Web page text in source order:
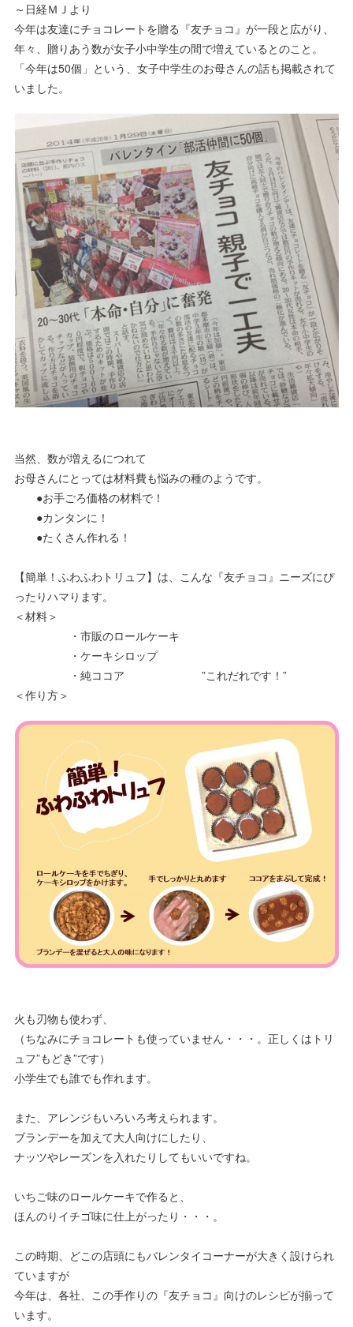
～日経ＭＪより
今年は友達にチョコレートを贈る『友チョコ』が一段と広がり、
年々、贈りあう数が女子小中学生の間で増えているとのこと。
「今年は50個」という、女子中学生のお母さんの話も掲載されて
いました。
当然、数が増えるにつれて
お母さんにとっては材料費も悩みの種のようです。
●お手ごろ価格の材料で！
●カンタンに！
●たくさん作れる！
【簡単！ふわふわトリュフ】は、こんな『友チョコ』ニーズにぴ
ったりハマります。
＜材料＞
・市販のロールケーキ
・ケーキシロップ
・純ココア ”これだれです！”
＜作り方＞
火も刃物も使わず、
（ちなみにチョコレートも使っていません・・・。正しくはトリ
ュフ”もどき”です）
小学生でも誰でも作れます。
また、アレンジもいろいろ考えられます。
ブランデーを加えて大人向けにしたり、
ナッツやレーズンを入れたりしてもいいですね。
いちご味のロールケーキで作ると、
ほんのりイチゴ味に仕上がったり・・・。
この時期、どこの店頭にもバレンタイコーナーが大きく設けられ
ていますが
今年は、各社、この手作りの『友チョコ』向けのレシピが揃って
います。